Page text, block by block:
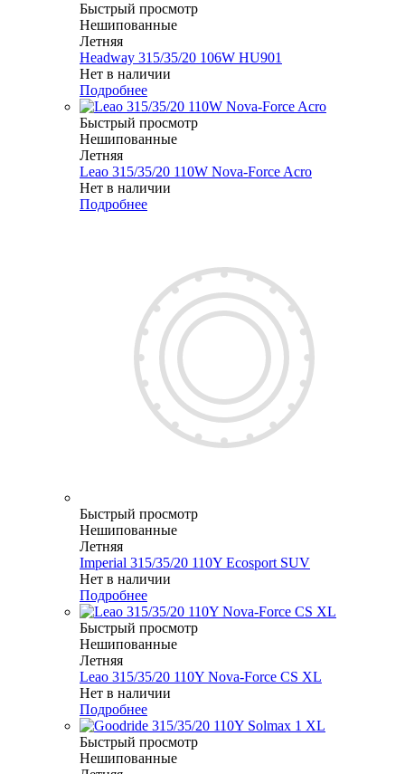
Быстрый просмотр
Нешипованные
Летняя
Headway 315/35/20 106W HU901
Нет в наличии
Подробнее
Быстрый просмотр
Нешипованные
Летняя
Leao 315/35/20 110W Nova-Force Acro
Нет в наличии
Подробнее
Быстрый просмотр
Нешипованные
Летняя
Imperial 315/35/20 110Y Ecosport SUV
Нет в наличии
Подробнее
Быстрый просмотр
Нешипованные
Летняя
Leao 315/35/20 110Y Nova-Force CS XL
Нет в наличии
Подробнее
Быстрый просмотр
Нешипованные